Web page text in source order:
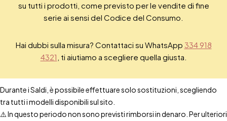
su tutti i prodotti, come previsto per le vendite di fine
serie ai sensi del Codice del Consumo.
Hai dubbi sulla misura? Contattaci su WhatsApp 334 918
4321 , ti aiutiamo a scegliere quella giusta.
Durante i Saldi, è possibile effettuare solo sostituzioni, scegliendo
tra tutti i modelli disponibili sul sito.
⚠️ In questo periodo non sono previsti rimborsi in denaro. Per ulteriori